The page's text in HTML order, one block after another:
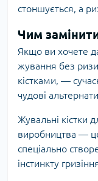
стоншується, а
Чим замінити
Якщо ви хочете
жування без
кістками, —
чудові
Жувальні кістки
виробництва —
спеціально
інстинкту